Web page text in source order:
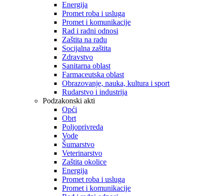
Energija
Promet roba i usluga
Promet i komunikacije
Rad i radni odnosi
Zaštita na radu
Socijalna zaštita
Zdravstvo
Sanitarna oblast
Farmaceutska oblast
Obrazovanje, nauka, kultura i sport
Rudarstvo i industrija
Podzakonski akti
Opći
Obrt
Poljoprivreda
Vode
Šumarstvo
Veterinarstvo
Zaštita okolice
Energija
Promet roba i usluga
Promet i komunikacije